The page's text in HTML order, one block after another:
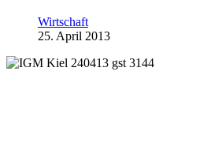
Wirtschaft
25. April 2013